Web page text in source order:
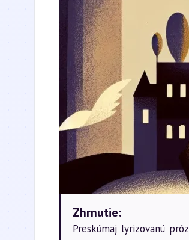
Zhrnutie:
Preskúmaj lyrizovanú